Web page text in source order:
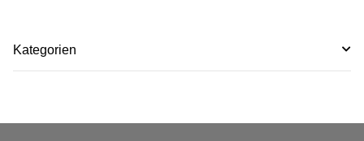
Kategorien